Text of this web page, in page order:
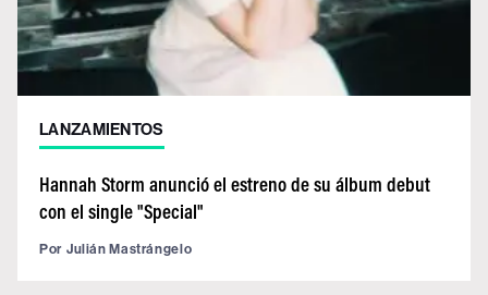
LANZAMIENTOS
Hannah Storm anunció el estreno de su álbum debut
con el single "Special"
Por Julián Mastrángelo